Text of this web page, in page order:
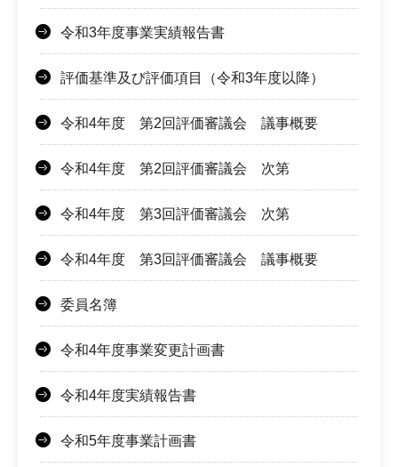
令和3年度事業実績報告書
評価基準及び評価項目（令和3年度以降）
令和4年度 第2回評価審議会 議事概要
令和4年度 第2回評価審議会 次第
令和4年度 第3回評価審議会 次第
令和4年度 第3回評価審議会 議事概要
委員名簿
令和4年度事業変更計画書
令和4年度実績報告書
令和5年度事業計画書